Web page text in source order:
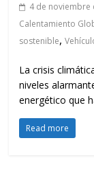
4 de noviembre
Calentamiento
sostenible,
La crisis
niveles
energético que
Read more